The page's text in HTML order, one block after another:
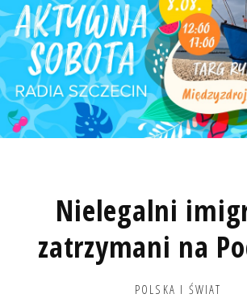
Nielegalni
zatrzymani na
POLSKA I ŚWIAT